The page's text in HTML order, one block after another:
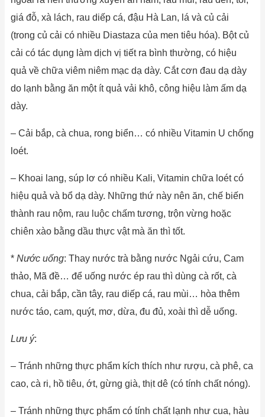
giá đỗ, xà lách, rau diếp cá, đậu Hà Lan, lá và củ cải
(trong củ cải có nhiều Diastaza của men tiêu hóa). Bột củ
cải có tác dụng làm dịch vị tiết ra bình thường, có hiệu
quả về chữa viêm niêm mạc dạ dày. Cắt cơn đau dạ dày
do lạnh bằng ăn một ít quả vải khô, công hiệu làm ấm dạ
dày.
– Cải bắp, cà chua, rong biển… có nhiều Vitamin U chống
loét.
– Khoai lang, súp lơ có nhiều Kali, Vitamin chữa loét có
hiệu quả và bổ dạ dày. Những thứ này nên ăn, chế biến
thành rau nộm, rau luộc chấm tương, trộn vừng hoặc
chiên xào bằng dầu thực vật mà ăn thì tốt.
* Nước uống: Thay nước trà bằng nước Ngải cứu, Cam
thảo, Mã đề… để uống nước ép rau thì dùng cà rốt, cà
chua, cải bắp, cần tây, rau diếp cá, rau mùi… hòa thêm
nước táo, cam, quýt, mơ, dừa, đu đủ, xoài thì dễ uống.
Lưu ý:
– Tránh những thực phẩm kích thích như rượu, cà phê, ca
cao, cà ri, hồ tiêu, ớt, gừng già, thịt dê (có tính chất nóng).
– Tránh những thực phẩm có tính chất lạnh như cua, hàu